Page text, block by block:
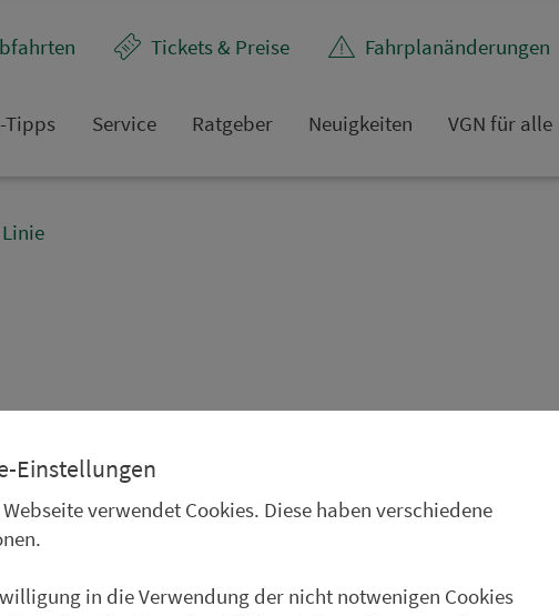
Tickets & Preise Fahr­plan­ände­rungen
Tipps Service Rat­ge­ber Neuigkeiten VGN für alle
Linie
1.100 Linien.
Partner im VGN
Einstellungen
Webseite verwendet Cookies. Diese haben verschiedene
in die Verwendung der nicht notwenigen Cookies